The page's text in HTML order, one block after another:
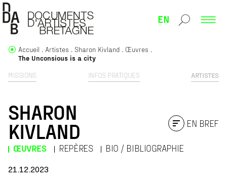
EN
MISSIONS INFOS PRATIQUES ARTISTES
Accueil Artistes Sharon Kivland
Œuvres
The Unconsious is a city
SHARON
KIVLAND
ŒUVRES REPÈRES BIO / BIBLIOGRAPHIE
EN BREF
21.12.2023